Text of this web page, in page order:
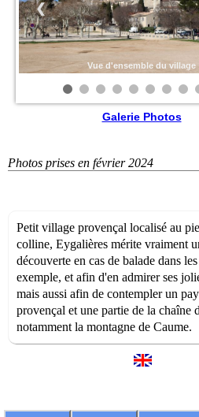
Vue d'ensemble du village
❮
Galerie Photos
Photos prises en février 2024
Petit village provençal localisé au
colline, Eygalières mérite vraiment
découverte en cas de balade dans
exemple, et afin d'en admirer ses
mais aussi afin de contempler un
provençal et une partie de la chaîne
notamment la montagne de Caume.